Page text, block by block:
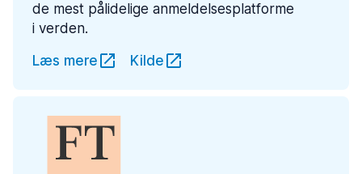
de mest pålidelige anmeldelsesplatforme
i verden.
Læs mere
Kilde